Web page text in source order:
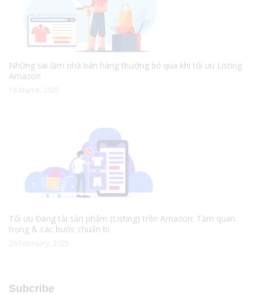
Những sai lầm nhà bán hàng thường bỏ qua khi tối ưu Listing
Amazon
18 March, 2025
Tối ưu Đăng tải sản phẩm (Listing) trên Amazon: Tầm quan
trọng & các bước chuẩn bị
26 February, 2025
Subcribe